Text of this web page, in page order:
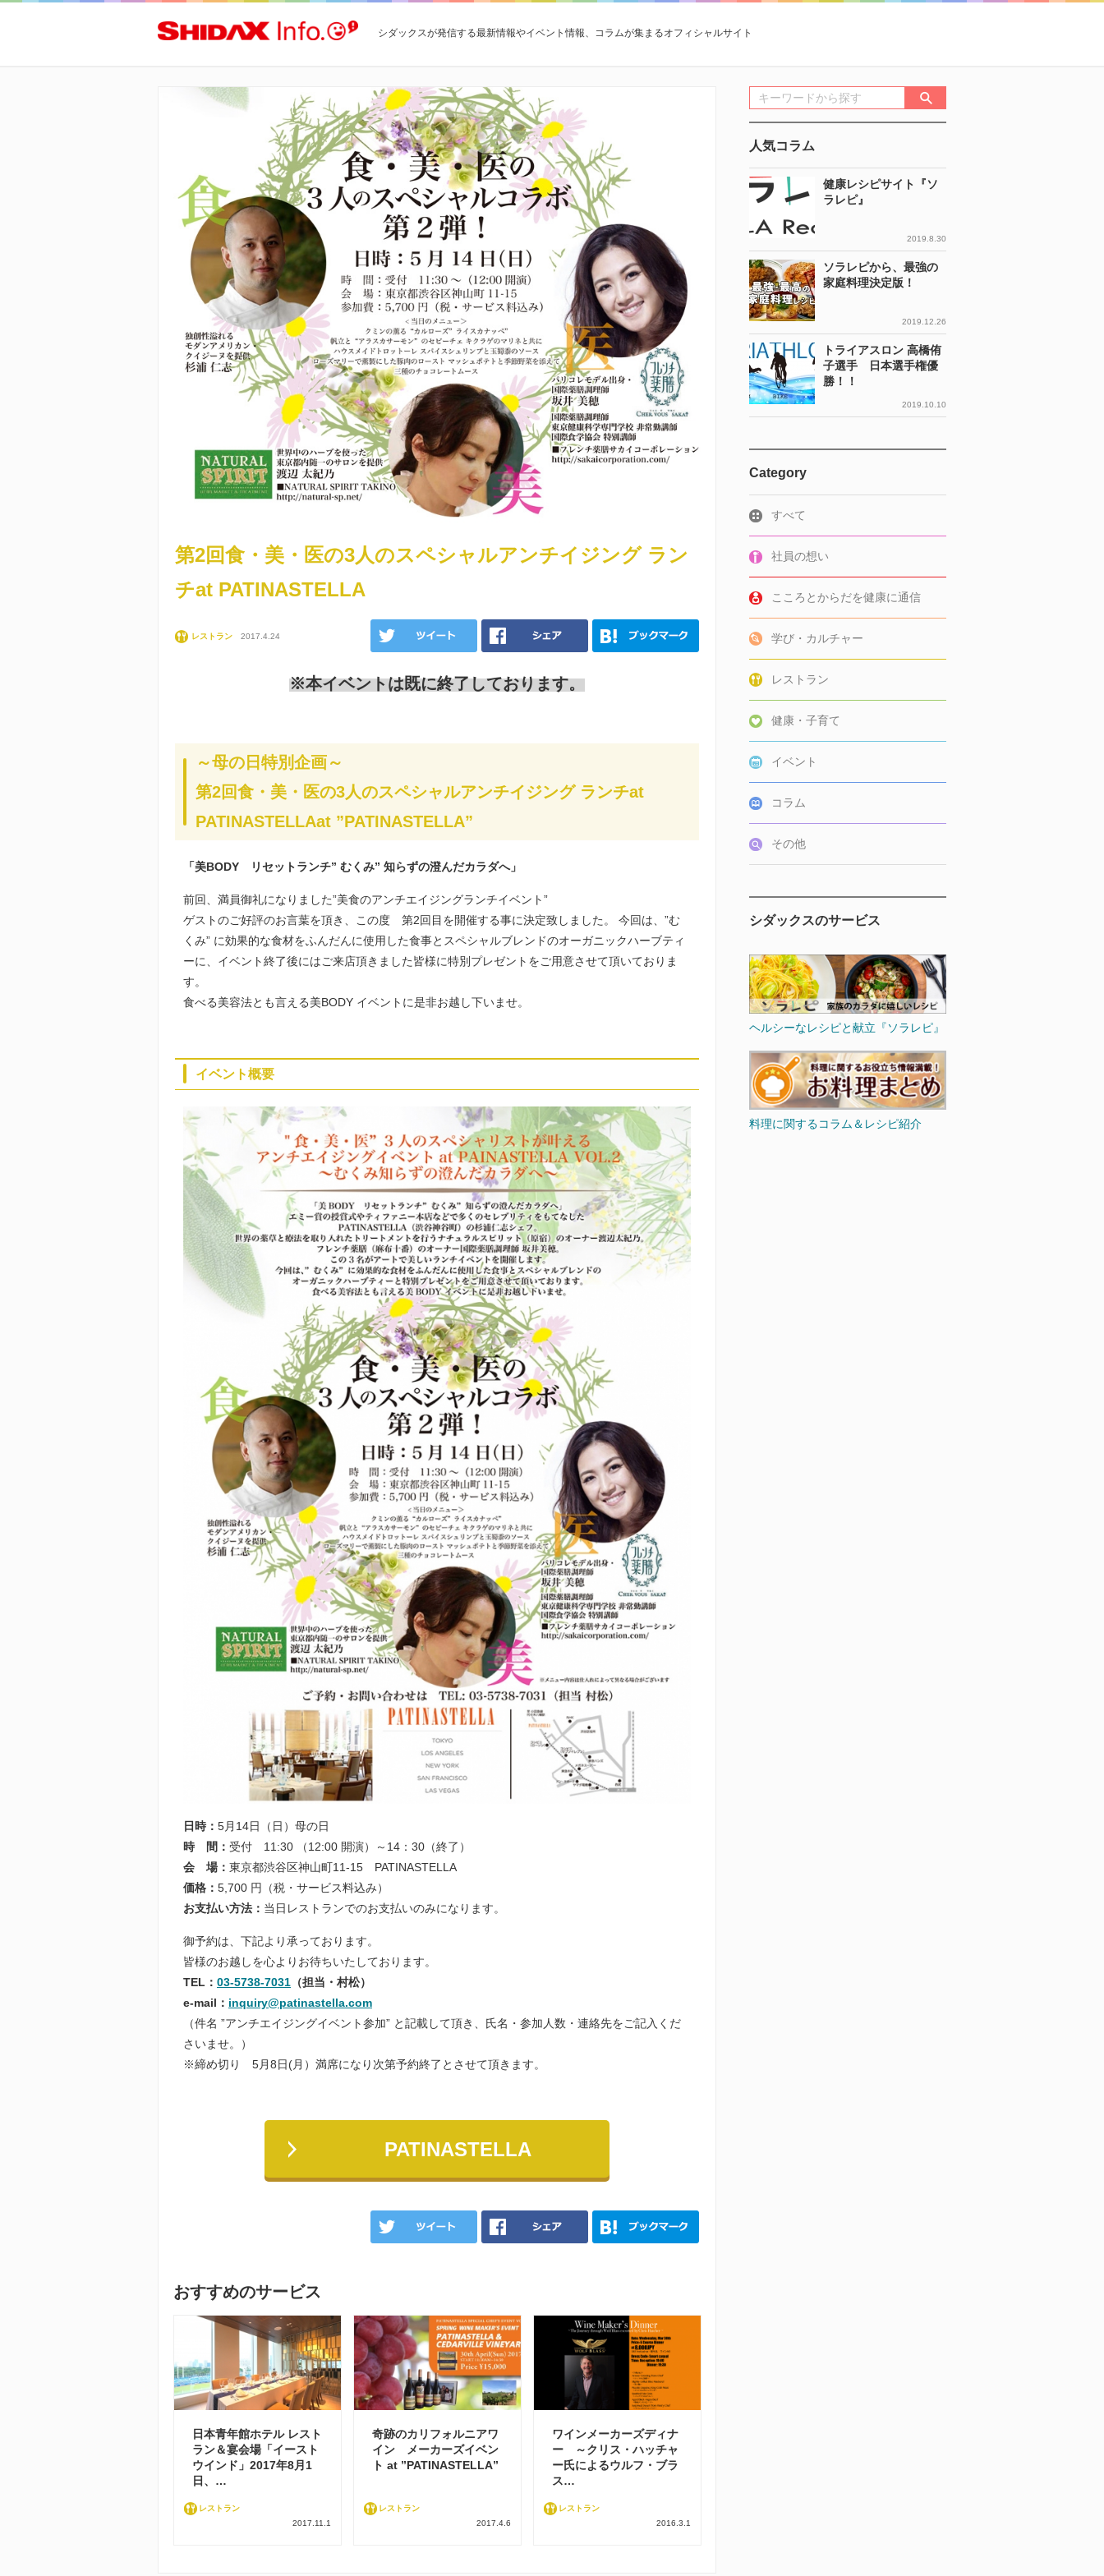
シダックスが発信する最新情報やイベント情報、コラムが集まるオフィシャルサイト
第2回食・美・医の3人のスペシャルアンチイジング ラン
チat PATINASTELLA
レストラン 2017.4.24
※本イベントは既に終了しております。
～母の日特別企画～
第2回食・美・医の3人のスペシャルアンチイジング ランチat
PATINASTELLAat ”PATINASTELLA”
「美BODY リセットランチ” むくみ” 知らずの澄んだカラダへ」
前回、満員御礼になりました”美食のアンチエイジングランチイベント”
ゲストのご好評のお言葉を頂き、この度 第2回目を開催する事に決定致しました。 今回は、”む
くみ” に効果的な食材をふんだんに使用した食事とスペシャルブレンドのオーガニックハーブティ
ーに、イベント終了後にはご来店頂きました皆様に特別プレゼントをご用意させて頂いておりま
す。
食べる美容法とも言える美BODY イベントに是非お越し下いませ。
イベント概要
日時： 5月14日（日）母の日
時 間： 受付 11:30 （12:00 開演）～14：30（終了）
会 場： 東京都渋谷区神山町11-15 PATINASTELLA
価格： 5,700 円（税・サービス料込み）
お支払い方法： 当日レストランでのお支払いのみになります。
御予約は、下記より承っております。
皆様のお越しを心よりお待ちいたしております。
TEL： 03-5738-7031 （担当・村松）
e-mail： inquiry@patinastella.com
（件名 ”アンチエイジングイベント参加” と記載して頂き、氏名・参加人数・連絡先をご記入くだ
さいませ。）
※締め切り 5月8日(月）満席になり次第予約終了とさせて頂きます。
PATINASTELLA
おすすめのサービス
日本青年館ホテル レスト
ラン＆宴会場「イースト
ウインド」2017年8月1
日、…
レストラン
2017.11.1
奇跡のカリフォルニアワ
イン メーカーズイベン
ト at ”PATINASTELLA”
レストラン
2017.4.6
ワインメーカーズディナ
ー ～クリス・ハッチャ
ー氏によるウルフ・ブラ
ス…
レストラン
2016.3.1
人気コラム
健康レシピサイト『ソ
ラレピ』
2019.8.30
ソラレピから、最強の
家庭料理決定版！
2019.12.26
トライアスロン 高橋侑
子選手 日本選手権優
勝！！
2019.10.10
Category
すべて
社員の想い
こころとからだを健康に通信
学び・カルチャー
レストラン
健康・子育て
イベント
コラム
その他
シダックスのサービス
ヘルシーなレシピと献立『ソラレピ』
料理に関するコラム＆レシピ紹介